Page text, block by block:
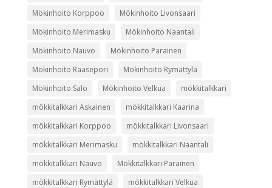
Mökinhoito Korppoo
Mökinhoito Livonsaari
Mökinhoito Merimasku
Mökinhoito Naantali
Mökinhoito Nauvo
Mökinhoito Parainen
Mökinhoito Raasepori
Mökinhoito Rymättylä
Mökinhoito Salo
Mökinhoito Velkua
mökkitalkkari
mökkitalkkari Askainen
mökkitalkkari Kaarina
mökkitalkkari Korppoo
mökkitalkkari Livonsaari
mökkitalkkari Merimasku
mökkitalkkari Naantali
mökkitalkkari Nauvo
Mökkitalkkari Parainen
mökkitalkkari Rymättylä
mökkitalkkari Velkua